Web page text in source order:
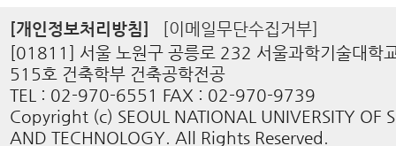
[개인정보처리방침]
[이메일무단수집거부]
[01811] 서울 노원구 공릉로 232 서울과학기술대학
515호 건축학부 건축공학전공
TEL : 02-970-6551 FAX : 02-970-9739
Copyright (c) SEOUL NATIONAL UNIVERSITY OF
AND TECHNOLOGY. All Rights Reserved.